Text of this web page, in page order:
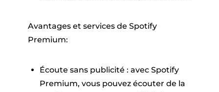
Avantages et services de Spotify
Premium:
Écoute sans publicité : avec Spotify
Premium, vous pouvez écouter de la